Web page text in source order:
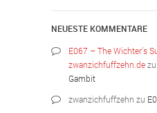
NEUESTE KOMMENTARE
E067 – The Wichter’s
zwanzichfuffzehn.dezu
Gambit
zwanzichfuffzehn zu